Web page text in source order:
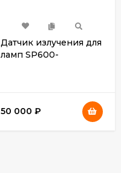
Датчик излучения для
ламп SP600-
50 000 ₽